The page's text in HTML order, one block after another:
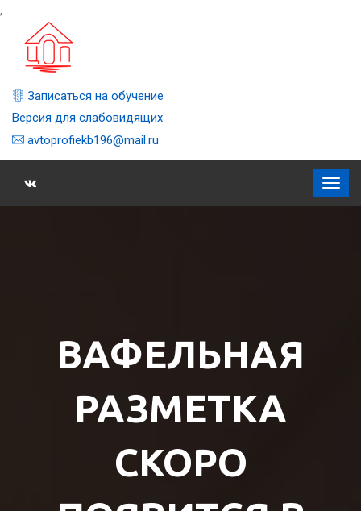
,
Записаться на обучение
Версия для слабовидящих
avtoprofiekb196@mail.ru
ВАФЕЛЬНАЯ
РАЗМЕТКА
СКОРО